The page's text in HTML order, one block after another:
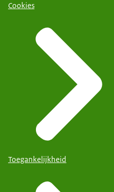
Cookies
Toegankelijkheid